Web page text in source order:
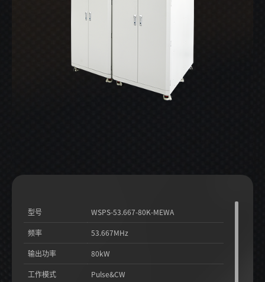
型号 WSPS-53.667-80K-MEWA
频率 53.667MHz
输出功率 80kW
工作模式 Pulse&CW